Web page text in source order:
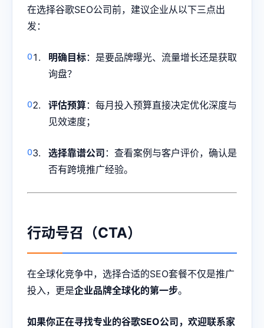
在选择谷歌SEO公司前，建议企业从以下三点出
发：
明确目标：是要品牌曝光、流量增长还是获取
询盘？
评估预算：每月投入预算直接决定优化深度与
见效速度；
选择靠谱公司 ：查看案例与客户评价，确认是
否有跨境推广经验。
行动号召（CTA）
在全球化竞争中，选择合适的SEO套餐不仅是推广
投入，更是企业品牌全球化的第一步。
如果你正在寻找专业的谷歌SEO公司，欢迎联系家